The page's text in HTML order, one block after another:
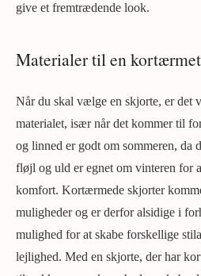
give et fremtrædende look.
Materialer til en
Når du skal vælge en skjorte, er det
materialet, især når det kommer til
og linned er godt om sommeren, da
fløjl og uld er egnet om vinteren for
komfort. Kortærmede skjorter
muligheder og er derfor alsidige i
mulighed for at skabe forskellige
lejlighed. Med en skjorte, der har